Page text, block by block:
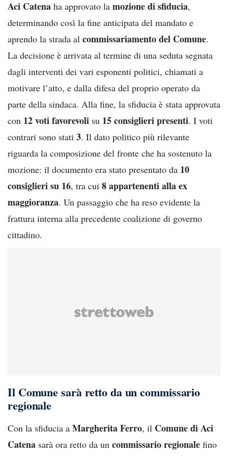
Aci Catena ha approvato la mozione di sfiducia,
determinando così la fine anticipata del mandato e
aprendo la strada al commissariamento del Comune.
La decisione è arrivata al termine di una seduta segnata
dagli interventi dei vari esponenti politici, chiamati a
motivare l’atto, e dalla difesa del proprio operato da
parte della sindaca. Alla fine, la sfiducia è stata approvata
con 12 voti favorevoli su 15 consiglieri presenti. I voti
contrari sono stati 3. Il dato politico più rilevante
riguarda la composizione del fronte che ha sostenuto la
mozione: il documento era stato presentato da 10
consiglieri su 16, tra cui 8 appartenenti alla ex
maggioranza. Un passaggio che ha reso evidente la
frattura interna alla precedente coalizione di governo
cittadino.
Il Comune sarà retto da un commissario
regionale
Con la sfiducia a Margherita Ferro, il Comune di Aci
Catena sarà ora retto da un commissario regionale fino